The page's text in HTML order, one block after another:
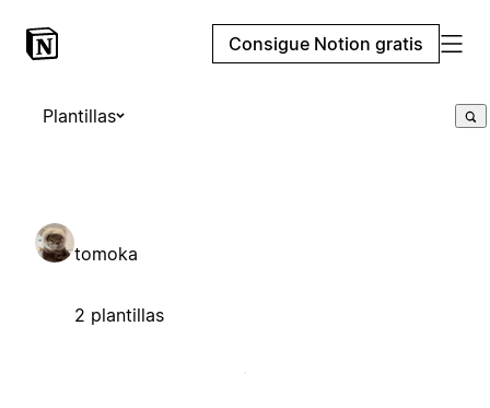
Consigue Notion gratis
Plantillas
tomoka
2 plantillas